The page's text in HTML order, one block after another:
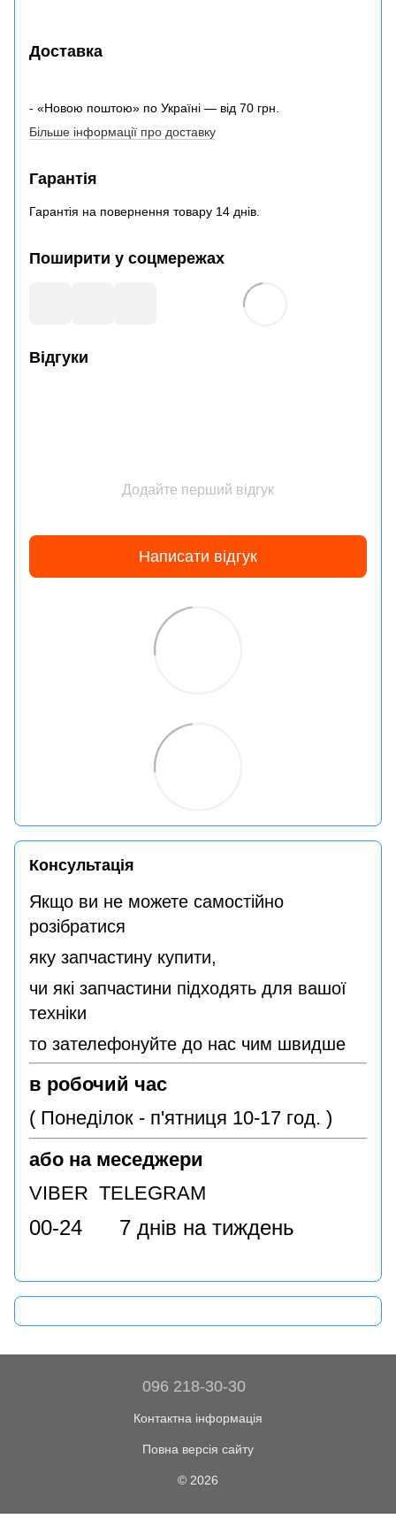
Доставка
- «Новою поштою» по Україні — від 70 грн.
Більше інформації про доставку
Гарантія
Гарантія на повернення товару 14 днів.
Поширити у соцмережах
Відгуки
Додайте перший відгук
Написати відгук
Консультація
Якщо ви не можете самостійно
розібратися
яку запчастину купити,
чи які запчастини підходять для вашої
техніки
то зателефонуйте до нас чим швидше
в робочий час
( Понеділок - п'ятниця 10-17 год. )
або на меседжери
VIBER TELEGRAM
00-24 7 днів на тиждень
096 218-30-30
Контактна інформація
Повна версія сайту
© 2026